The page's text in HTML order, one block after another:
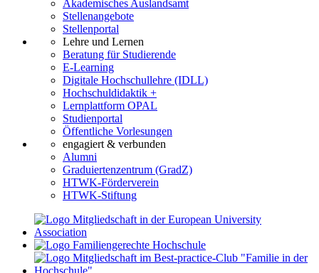
Akademisches Auslandsamt
Stellenangebote
Stellenportal
Lehre und Lernen
Beratung für Studierende
E-Learning
Digitale Hochschullehre (IDLL)
Hochschuldidaktik +
Lernplattform OPAL
Studienportal
Öffentliche Vorlesungen
engagiert & verbunden
Alumni
Graduiertenzentrum (GradZ)
HTWK-Förderverein
HTWK-Stiftung